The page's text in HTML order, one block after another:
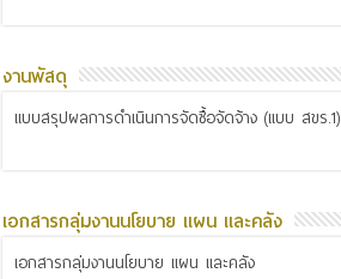
งานพัสดุ
แบบสรุปผลการดำเนินการจัดซื้อจัดจ้าง (แบบ สขร.1)
เอกสารกลุ่มงานนโยบาย แผน และคลัง
เอกสารกลุ่มงานนโยบาย แผน และคลัง